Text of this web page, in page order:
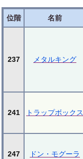
位階 名前
237 メタルキング
241 トラップボックス
247 ドン・モグーラ